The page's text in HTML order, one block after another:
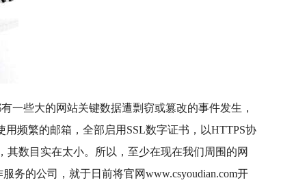
些大的网站关键数据遭剽窃或篡改的事件发生，
频繁的邮箱，全部启用SSL数字证书，以HTTPS协
数目实在太小。所以，至少在现在我们周围的网
务的公司，就于日前将官网www.csyoudian.com开